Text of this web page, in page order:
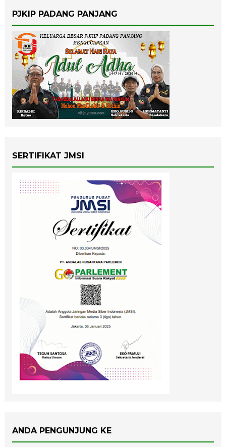
PJKIP PADANG PANJANG
SERTIFIKAT JMSI
ANDA PENGUNJUNG KE